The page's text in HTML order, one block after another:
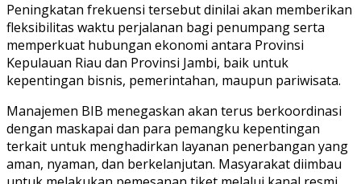
Peningkatan frekuensi tersebut dinilai akan memberikan
fleksibilitas waktu perjalanan bagi penumpang serta
memperkuat hubungan ekonomi antara Provinsi
Kepulauan Riau dan Provinsi Jambi, baik untuk
kepentingan bisnis, pemerintahan, maupun pariwisata.
Manajemen BIB menegaskan akan terus berkoordinasi
dengan maskapai dan para pemangku kepentingan
terkait untuk menghadirkan layanan penerbangan yang
aman, nyaman, dan berkelanjutan. Masyarakat diimbau